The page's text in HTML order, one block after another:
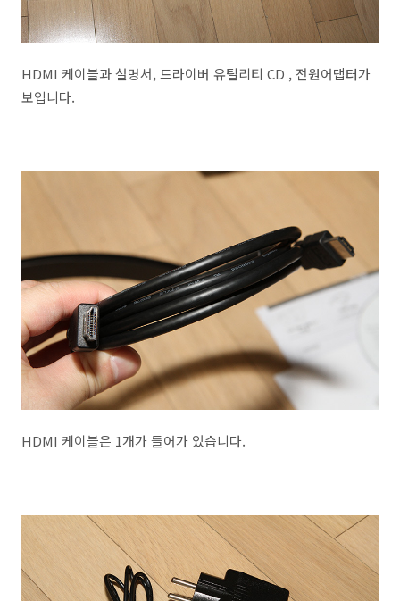
HDMI 케이블과 설명서, 드라이버 유틸리티 CD , 전원어댑터가
보입니다.
HDMI 케이블은 1개가 들어가 있습니다.